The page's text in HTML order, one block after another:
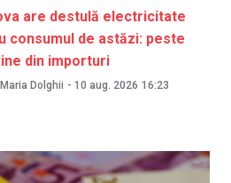
are destulă electricitate
consumul de astăzi: peste
din importuri
Dolghii - 10 aug. 2026 16:23